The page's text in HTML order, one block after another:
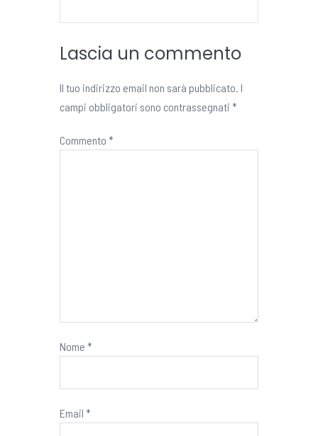
Lascia un commento
Il tuo indirizzo email non sarà pubblicato. I
campi obbligatori sono contrassegnati *
Commento *
Nome *
Email *